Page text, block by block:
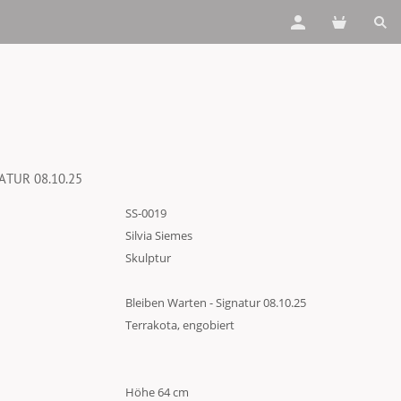
08.10.25
SS-0019
Silvia Siemes
Skulptur
Bleiben Warten - Signatur 08.10.25
Terrakota, engobiert
Höhe 64 cm